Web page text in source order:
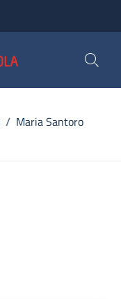
/ Maria Santoro